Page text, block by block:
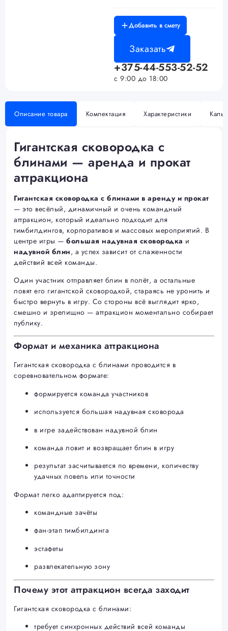
Добавить в смету
Заказать
+375-44-553-52-52
с 9:00 до 18:00
Описание товара Комлектация Характеристики
Гигантская сковородка с
блинами — аренда и прокат
аттракциона
Гигантская сковородка с блинами в аренду и прокат
— это весёлый, динамичный и очень командный
аттракцион, который идеально подходит для
тимбилдингов, корпоративов и массовых мероприятий. В
центре игры — большая надувная сковородка и
надувной блин, а успех зависит от слаженности
действий всей команды.
Один участник отправляет блин в полёт, а остальные
ловят его гигантской сковородкой, стараясь не уронить и
быстро вернуть в игру. Со стороны всё выглядит ярко,
смешно и зрелищно — аттракцион моментально собирает
публику.
Формат и механика аттракциона
Гигантская сковородка с блинами проводится в
соревновательном формате:
формируется команда участников
используется большая надувная сковорода
в игре задействован надувной блин
команда ловит и возвращает блин в игру
результат засчитывается по времени, количеству
удачных ловель или точности
Формат легко адаптируется под:
командные зачёты
фан-этап тимбилдинга
эстафеты
развлекательную зону
Почему этот аттракцион всегда заходит
Гигантская сковородка с блинами:
требует синхронных действий всей команды